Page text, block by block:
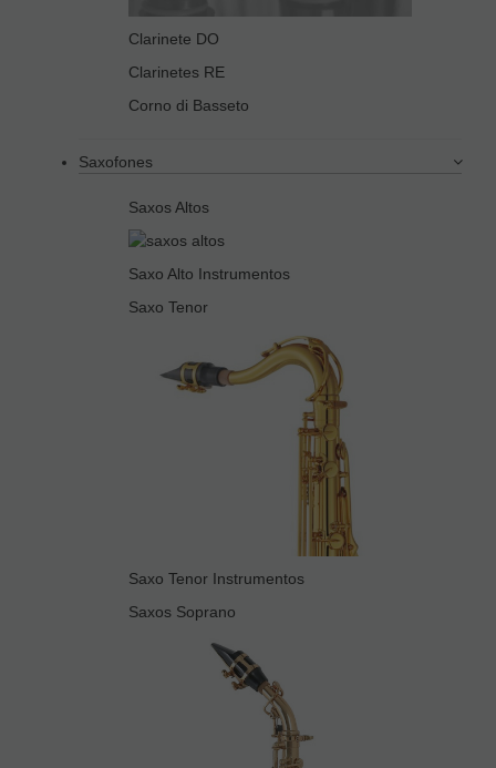
Clarinete DO
Clarinetes RE
Corno di Basseto
Saxofones
Saxos Altos
Saxo Alto Instrumentos
Saxo Tenor
Saxo Tenor Instrumentos
Saxos Soprano